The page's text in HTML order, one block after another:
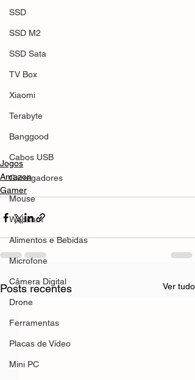
SSD
SSD M2
SSD Sata
TV Box
Xiaomi
Terabyte
Banggood
Cabos USB
Carregadores
Mouse
Webcam
Alimentos e Bebidas
Microfone
Câmera Digital
Drone
Ferramentas
Placas de Vídeo
Mini PC
Jogos
Amazon
Gamer
Posts recentes Ver tudo